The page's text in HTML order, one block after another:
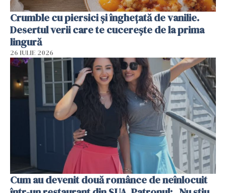
Crumble cu piersici și înghețată de vanilie.
Desertul verii care te cucerește de la prima
lingură
26 IULIE 2026
Cum au devenit două românce de neînlocuit